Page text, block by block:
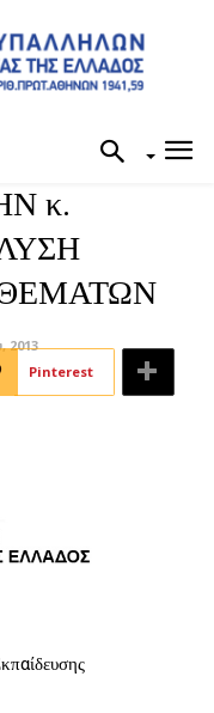
κ.
2013
Pinterest